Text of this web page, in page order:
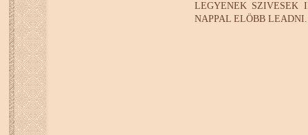
LEGYENEK SZIVESEK
NAPPAL ELÖBB LEADNI.